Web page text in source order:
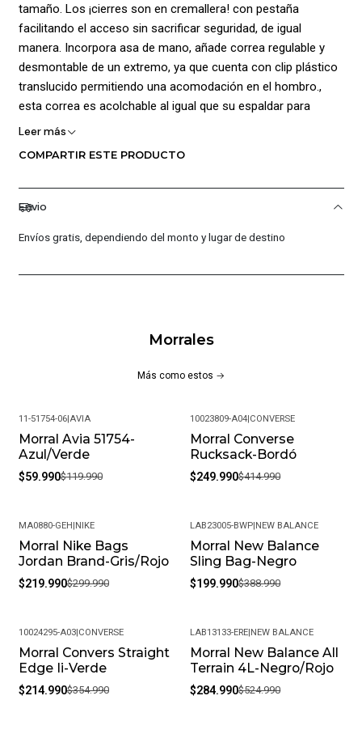
tamaño. Los ¡cierres son en cremallera! con pestaña
facilitando el acceso sin sacrificar seguridad, de igual
manera. Incorpora asa de mano, añade correa regulable y
desmontable de un extremo, ya que cuenta con clip plástico
translucido permitiendo una acomodación en el hombro.,
esta correa es acolchable al igual que su espaldar para
mayor comodidad. Finalmente añade logo de la marca
Leer más
COMPARTIR ESTE PRODUCTO
Envio
Envíos gratis, dependiendo del monto y lugar de destino
Morrales
Más como estos
-50%
11-51754-06|AVIA
Morral Avia 51754-
Azul/Verde
$59.990$119.990
-40%
10023809-A04|CONVERSE
Morral Converse
Rucksack-Bordó
$249.990$414.990
-27%
MA0880-GEH|NIKE
Morral Nike Bags
Jordan Brand-Gris/Rojo
$219.990$299.990
-49%
LAB23005-BWP|NEW BALANCE
Morral New Balance
Sling Bag-Negro
$199.990$388.990
-39%
10024295-A03|CONVERSE
Morral Convers Straight
Edge Ii-Verde
$214.990$354.990
-46%
LAB13133-ERE|NEW BALANCE
Morral New Balance All
Terrain 4L-Negro/Rojo
$284.990$524.990